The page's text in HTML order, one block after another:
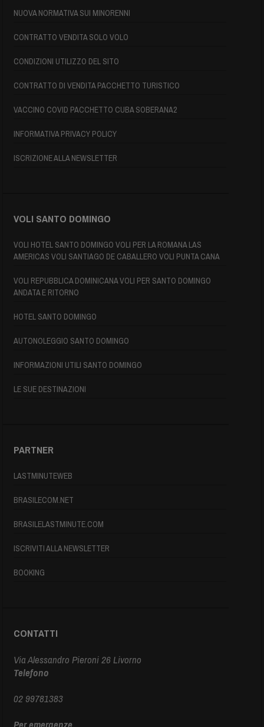
NUOVA NORMATIVA SUI MINORENNI
CONTRATTO VENDITA SOLO VOLO
CONDIZIONI UTILIZZO DEL SITO
CONTRATTO DI VENDITA PACCHETTO TURISTICO
VACCINO COVID PACCHETTO CUBA SOBERANA2
INFORMATIVA PRIVACY POLICY
ISCRIZIONE ALLA NEWSLETTER
VOLI SANTO DOMINGO
VOLI HOTEL SANTO DOMINGO VOLI PER LA ROMANA LAS
AMERICAS VOLI SANTIAGO DE CABALLERO VOLI PUNTA CANA
VOLI REPUBBLICA DOMINICANA VOLI PER SANTO DOMINGO
ANDATA E RITORNO
HOTEL SANTO DOMINGO
AUTONOLEGGIO SANTO DOMINGO
INFORMAZIONI UTILI SANTO DOMINGO
LE SUE DESTINAZIONI
PARTNER
LASTMINUTEWEB
BRASILECOM.NET
BRASILELASTMINUTE.COM
ISCRIVITI ALLA NEWSLETTER
BOOKING
CONTATTI
Via Alessandro Pieroni 26 Livorno
Telefono
02 99781383